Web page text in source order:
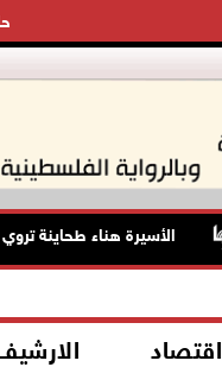
الأسيرة هناء طحاينة تروي
اقتصاد